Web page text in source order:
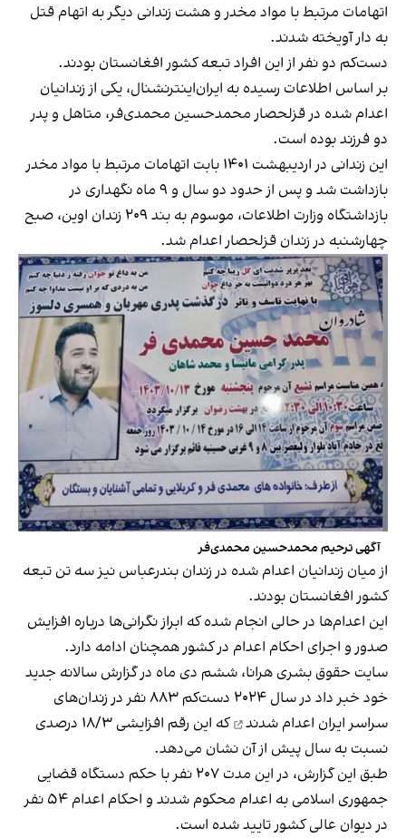
اتهامات مرتبط با مواد مخدر و هشت زندانی دیگر به اتهام قتل
به دار آویخته شدند.
دست‌کم دو نفر از این افراد تبعه کشور افغانستان بودند.
بر اساس اطلاعات رسیده به ایران‌اینترنشنال، یکی از زندانیان
اعدام شده در قزلحصار محمدحسین محمدی‌فر، متاهل و پدر
دو فرزند بوده است.
این زندانی در اردیبهشت ۱۴۰۱ بابت اتهامات مرتبط با مواد مخدر
بازداشت شد و پس از حدود دو سال و ۹ ماه نگهداری در
بازداشتگاه وزارت اطلاعات، موسوم به بند ۲۰۹ زندان اوین، صبح
چهارشنبه در زندان قزلحصار اعدام شد.
آگهی ترحیم محمدحسین محمدی‌فر
از میان زندانیان اعدام شده در زندان بندرعباس نیز سه تن تبعه
کشور افغانستان بودند.
این اعدام‌ها در حالی انجام شده که ابراز نگرانی‌ها درباره افزایش
صدور و اجرای احکام اعدام در کشور همچنان ادامه دارد.
سایت حقوق بشری هرانا، ششم دی ماه در گزارش سالانه جدید
خود خبر داد
در سال ۲۰۲۴ دست‌کم ۸۸۳ نفر در زندان‌های
سراسر ایران اعدام شدند
که این رقم افزایشی ۱۸/۳ درصدی
نسبت به سال پیش از آن نشان می‌دهد.
طبق این گزارش، در این مدت ۲۰۷ نفر با حکم دستگاه قضایی
جمهوری اسلامی به اعدام محکوم شدند و احکام اعدام ۵۴ نفر
در دیوان عالی کشور تایید شده است.